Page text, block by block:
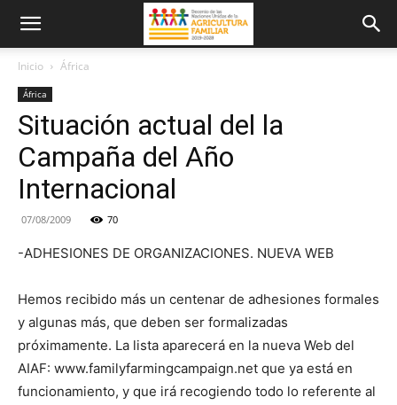
Inicio África
África
Situación actual del la
Campaña del Año
Internacional
07/08/2009 70
-ADHESIONES DE ORGANIZACIONES. NUEVA WEB
Hemos recibido más un centenar de adhesiones formales
y algunas más, que deben ser formalizadas
próximamente. La lista aparecerá en la nueva Web del
AIAF: www.familyfarmingcampaign.net que ya está en
funcionamiento, y que irá recogiendo todo lo referente al